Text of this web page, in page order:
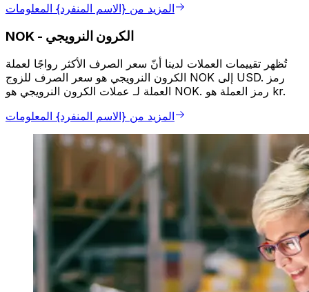
المزيد من {الاسم المنفرد} المعلومات
NOK - الكرون النرويجي
تُظهر تقييمات العملات لدينا أنّ سعر الصرف الأكثر رواجًا لعملة
الكرون النرويجي هو سعر الصرف للزوج NOK إلى USD. رمز
العملة لـ عملات الكرون النرويجي هو NOK. رمز العملة هو kr.
المزيد من {الاسم المنفرد} المعلومات